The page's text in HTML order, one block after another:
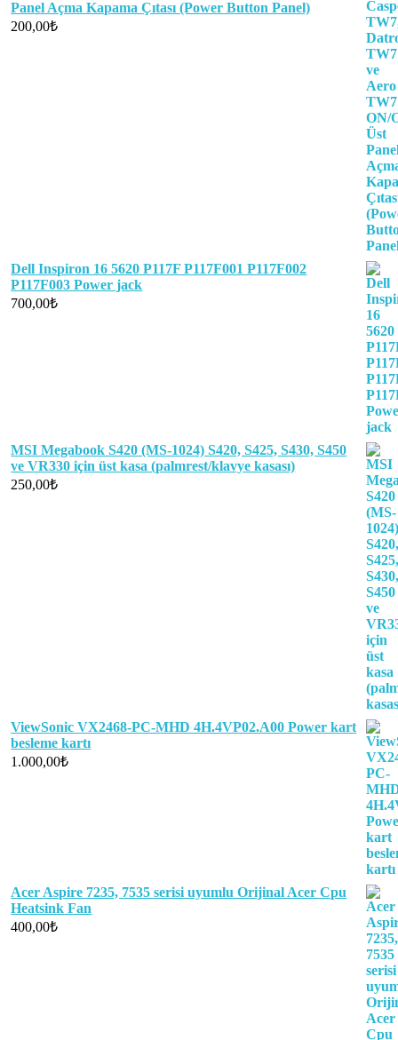
Panel Açma Kapama Çıtası (Power Button Panel)
200,00₺
Dell Inspiron 16 5620 P117F P117F001 P117F002
P117F003 Power jack
700,00₺
MSI Megabook S420 (MS-1024) S420, S425, S430, S450
ve VR330 için üst kasa (palmrest/klavye kasası)
250,00₺
ViewSonic VX2468-PC-MHD 4H.4VP02.A00 Power kart
besleme kartı
1.000,00₺
Acer Aspire 7235, 7535 serisi uyumlu Orijinal Acer Cpu
Heatsink Fan
400,00₺